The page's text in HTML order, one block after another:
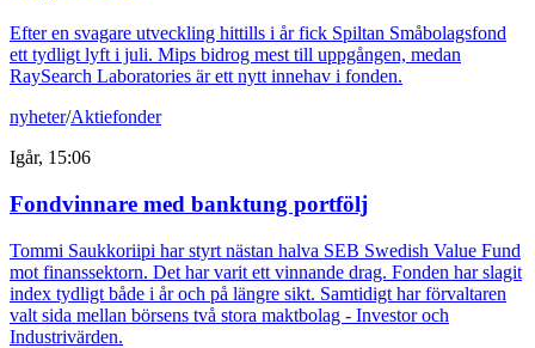
Efter en svagare utveckling hittills i år fick Spiltan Småbolagsfond
ett tydligt lyft i juli. Mips bidrog mest till uppgången, medan
RaySearch Laboratories är ett nytt innehav i fonden.
nyheter/Aktiefonder
Igår, 15:06
Fondvinnare med banktung portfölj
Tommi Saukkoriipi har styrt nästan halva SEB Swedish Value Fund
mot finanssektorn. Det har varit ett vinnande drag. Fonden har slagit
index tydligt både i år och på längre sikt. Samtidigt har förvaltaren
valt sida mellan börsens två stora maktbolag - Investor och
Industrivärden.